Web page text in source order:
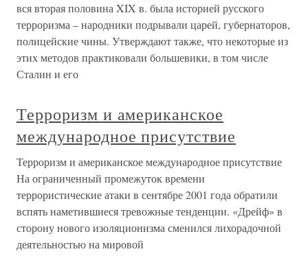
вся вторая половина XIX в. была историей русского
терроризма – народники подрывали царей, губернаторов,
полицейские чины. Утверждают также, что некоторые из
этих методов практиковали большевики, в том числе
Сталин и его
Терроризм и американское
международное присутствие
Терроризм и американское международное присутствие
На ограниченный промежуток времени
террористические атаки в сентябре 2001 года обратили
вспять наметившиеся тревожные тенденции. «Дрейф» в
сторону нового изоляционизма сменился лихорадочной
деятельностью на мировой